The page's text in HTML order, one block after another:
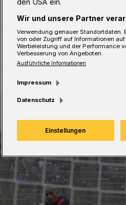
2 Minuten Lesezeit
den USA ein.
Wir und unsere Partner
Verwendung genauer
von oder Zugriff auf Informationen
Werbeleistung und der Performance
Verbesserung von Angeboten.
Ausführliche Informationen
Impressum
Datenschutz
Einstellungen